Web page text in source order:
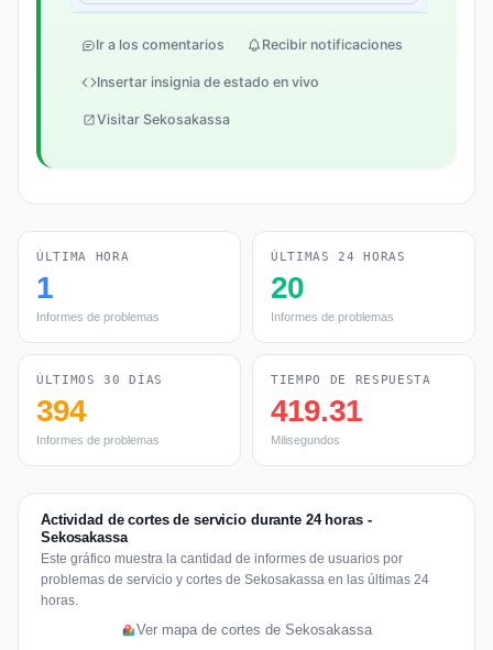
Ir a los comentarios Recibir notificaciones
Insertar insignia de estado en vivo
Visitar Sekosakassa
ÚLTIMA HORA
1
Informes de problemas
ÚLTIMAS 24 HORAS
20
Informes de problemas
ÚLTIMOS 30 DÍAS
394
Informes de problemas
TIEMPO DE RESPUESTA
419.31
Milisegundos
Actividad de cortes de servicio durante 24 horas -
Sekosakassa
Este gráfico muestra la cantidad de informes de usuarios por
problemas de servicio y cortes de Sekosakassa en las últimas 24
horas.
Ver mapa de cortes de Sekosakassa